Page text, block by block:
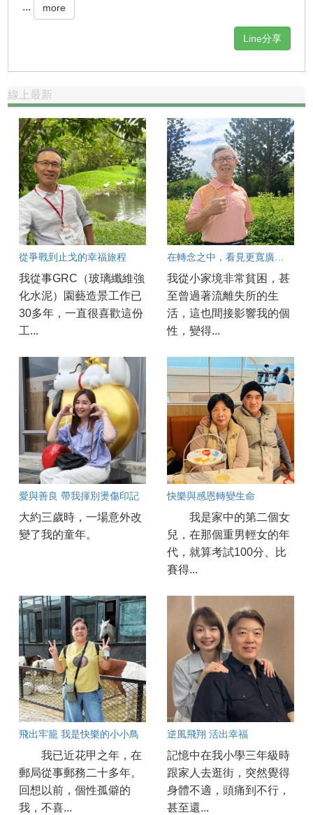
...
more
Line分享
線上最新
從爭戰到止戈的幸福旅程
我從事GRC（玻璃纖維強
化水泥）園藝造景工作已
30多年，一直很喜歡這份
工...
我從小家境非常貧困，甚
至曾過著流離失所的生
活，這也間接影響我的個
性，變得...
愛與善良 帶我揮別燙傷印記
大約三歲時，一場意外改
變了我的童年。
快樂與感恩轉變生命
我是家中的第二個女
兒，在那個重男輕女的年
代，就算考試100分、比
賽得...
飛出牢籠 我是快樂的小小鳥
我已近花甲之年，在
郵局從事郵務二十多年。
回想以前，個性孤僻的
我，不喜...
逆風飛翔 活出幸福
記憶中在我小學三年級時
跟家人去逛街，突然覺得
身體不適，頭痛到不行，
甚至還...